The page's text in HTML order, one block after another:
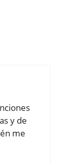
y de
me